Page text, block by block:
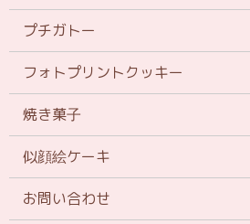
プチガトー
フォトプリントクッキー
焼き菓子
似顔絵ケーキ
お問い合わせ